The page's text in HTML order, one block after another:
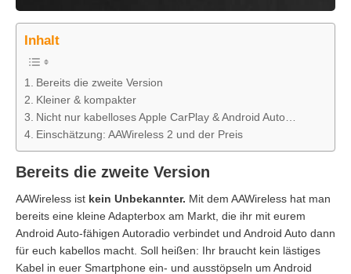
Inhalt
Bereits die zweite Version
Kleiner & kompakter
Nicht nur kabelloses Apple CarPlay & Android Auto…
Einschätzung: AAWireless 2 und der Preis
Bereits die zweite Version
AAWireless ist kein Unbekannter. Mit dem AAWireless hat man
bereits eine kleine Adapterbox am Markt, die ihr mit eurem
Android Auto-fähigen Autoradio verbindet und Android Auto dann
für euch kabellos macht. Soll heißen: Ihr braucht kein lästiges
Kabel in euer Smartphone ein- und ausstöpseln um Android